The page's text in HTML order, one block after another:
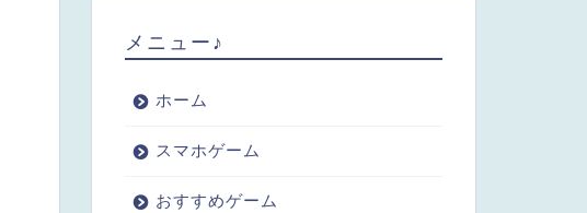
メニュー♪
ホーム
スマホゲーム
おすすめゲーム